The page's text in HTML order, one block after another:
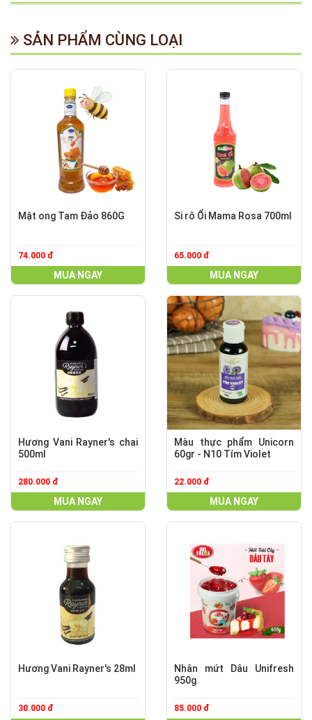
SẢN PHẨM CÙNG LOẠI
Mật ong Tam Đảo 860G
74.000 đ
MUA NGAY
Si rô Ổi Mama Rosa 700ml
65.000 đ
MUA NGAY
Hương Vani Rayner's chai
500ml
280.000 đ
MUA NGAY
Màu thực phẩm Unicorn
60gr - N10 Tím Violet
22.000 đ
MUA NGAY
Hương Vani Rayner's 28ml
30.000 đ
Nhân mứt Dâu Unifresh
950g
85.000 đ